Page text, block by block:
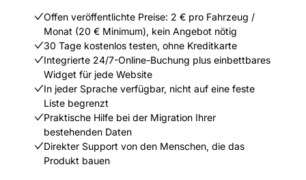
Offen veröffentlichte Preise: 2 € pro Fahrzeug /
Monat (20 € Minimum), kein Angebot nötig
30 Tage kostenlos testen, ohne Kreditkarte
Integrierte 24/7-Online-Buchung plus einbettbares
Widget für jede Website
In jeder Sprache verfügbar, nicht auf eine feste
Liste begrenzt
Praktische Hilfe bei der Migration Ihrer
bestehenden Daten
Direkter Support von den Menschen, die das
Produkt bauen